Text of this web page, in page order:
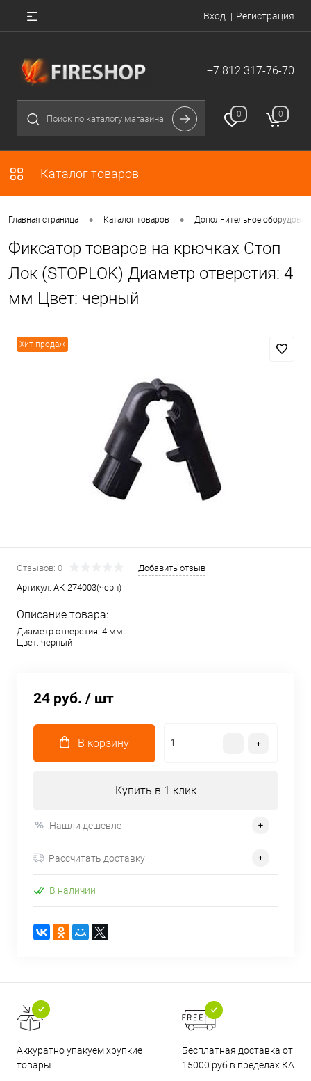
Вход Регистрация
+7 812 317-76-70
0 0
Каталог товаров
Главная страница • Каталог товаров • Дополнительное
Фиксатор товаров на крючках Стоп
Лок (STOPLOK) Диаметр отверстия: 4
мм Цвет: черный
Хит продаж
Отзывов: 0
Добавить отзыв
Артикул: АК-274003(черн)
Описание товара:
Диаметр отверстия: 4 мм
Цвет: черный
24 руб. / шт
В корзину
Купить в 1 клик
Нашли дешевле
Рассчитать доставку
В наличии
Аккуратно упакуем хрупкие
товары
Бесплатная доставка от
15000 руб в пределах КАД